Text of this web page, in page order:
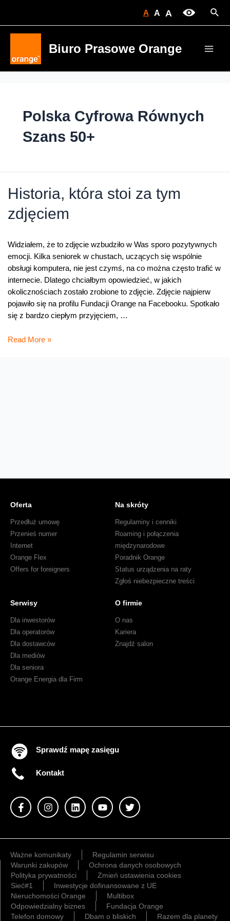
A A A
Biuro Prasowe Orange
Polska Cyfrowa Równych
Szans 50+
Historia, która stoi za tym
zdjęciem
Widziałem, że to zdjęcie wzbudziło w Was sporo pozytywnych
emocji. Kilka seniorek w chustach, uczących się wspólnie
obsługi komputera, nie jest czymś, na co można często trafić w
internecie. Dlatego chciałbym opowiedzieć, w jakich
okolicznościach zostało zrobione to zdjęcie. Zdjęcie najpierw
pojawiło się na profilu Fundacji Orange na Facebooku. Spotkało
się z bardzo ciepłym przyjęciem, …
Historia,
Read More »
Oferta
Przedłuż umowę
Przenieś numer
Internet
Orange Flex
Offers for foreigners
Na skróty
Regulaminy i cenniki
Roaming i połączenia
międzynarodowe
Poradnik Orange
Status urządzenia na raty
Zgłoś niebezpieczne treści
Serwisy
Dla inwestorów
Dla operatorów
Dla dostawców
Dla mediów
Dla seniora
Orange Energia dla Firm
O firmie
O nas
Kariera
Znajdź salon
Sprawdź mapę zasięgu
Kontakt
Ważne komunikaty
Regulamin serwisu
Warunki zakupów
Ochrona danych osobowych
Polityka prywatności
Zmień ustawienia cookies
Sieć#1
Inwestycje dofinansowane z UE
Nieruchomości Orange
Multibox
Odpowiedzialny biznes
Fundacja Orange
Telefon domowy
Dbam o bliskich Razem dla planety